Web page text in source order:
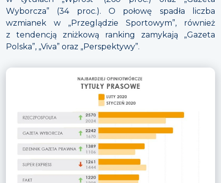
Wyborcza” (34 proc.). O połowę spadła liczba
wzmianek w „Przeglądzie Sportowym”, również
z tendencją zniżkową ranking zamykają „Gazeta
Polska”, „Viva” oraz „Perspektywy”.